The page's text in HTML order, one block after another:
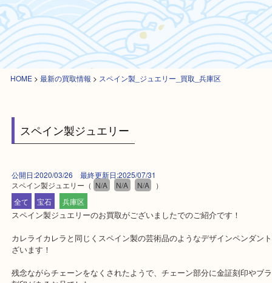
HOME
スペイン製ジュエリー
公開日:2020/03/26 最終更新日:2025/07/31
スペイン製ジュエリー （ N/A N/A N/A ）
全て
宝石